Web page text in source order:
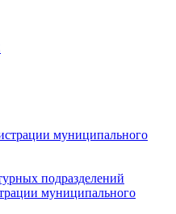
муниципального
подразделений
муниципального